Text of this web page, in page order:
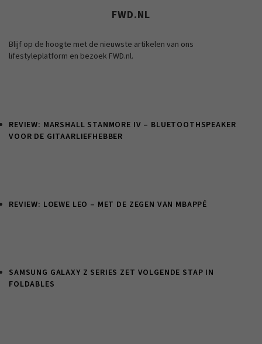
FWD.NL
Blijf op de hoogte met de nieuwste artikelen van ons
lifestyleplatform en bezoek FWD.nl.
REVIEW: MARSHALL STANMORE IV – BLUETOOTHSPEAKER
VOOR DE GITAARLIEFHEBBER
REVIEW: LOEWE LEO – MET DE ZEGEN VAN MBAPPÉ
SAMSUNG GALAXY Z SERIES ZET VOLGENDE STAP IN
FOLDABLES